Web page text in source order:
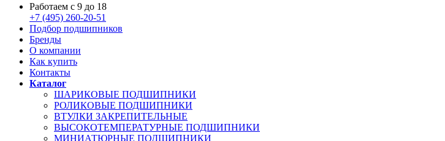
Работаем с 9 до 18
+7 (495) 260-20-51
Подбор подшипников
Бренды
О компании
Как купить
Контакты
Каталог
ШАРИКОВЫЕ ПОДШИПНИКИ
РОЛИКОВЫЕ ПОДШИПНИКИ
ВТУЛКИ ЗАКРЕПИТЕЛЬНЫЕ
ВЫСОКОТЕМПЕРАТУРНЫЕ ПОДШИПНИКИ
МИНИАТЮРНЫЕ ПОДШИПНИКИ